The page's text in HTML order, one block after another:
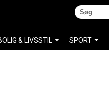
& LIVSSTIL SPORT